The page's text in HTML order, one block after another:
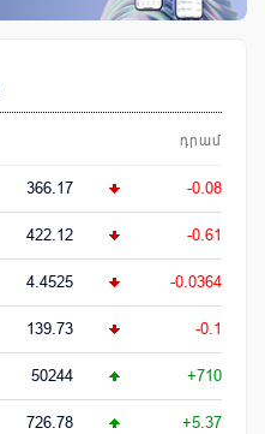
դրամ
366.17 -0.08
422.12 -0.61
4.4525 -0.0364
139.73 -0.1
50244 +710
726.78 +5.37